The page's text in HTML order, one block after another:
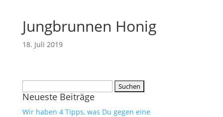
Jungbrunnen Honig
18. Juli 2019
nach:
Neueste Beiträge
Wir haben 4 Tipps, was Du gegen eine